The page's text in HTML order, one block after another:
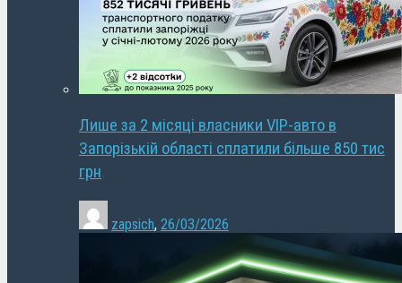
Лише за 2 місяці власники VIP-авто в
Запорізькій області сплатили більше 850 тис
грн
zapsich, 26/03/2026